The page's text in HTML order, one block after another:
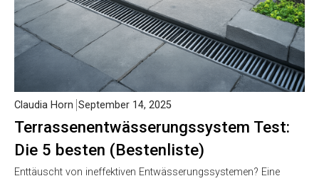
Terrassenentwässerungssystem Test:
Die 5 besten (Bestenliste)
Claudia Horn September 14, 2025
Enttäuscht von ineffektiven Entwässerungssystemen? Eine